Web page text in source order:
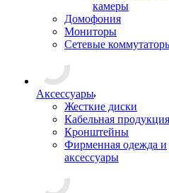
камеры
Домофония
Мониторы
Сетевые
Аксессуары
Жесткие диски
Кабельная продукция
Кронштейны
Фирменная одежда и
аксессуары